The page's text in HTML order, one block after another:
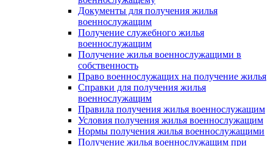
Документы для получения жилья
военнослужащим
Получение служебного жилья
военнослужащим
Получение жилья военнослужащими в
собственность
Право военнослужащих на получение жилья
Справки для получения жилья
военнослужащим
Правила получения жилья военнослужащим
Условия получения жилья военнослужащим
Нормы получения жилья военнослужащими
Получение жилья военнослужащим при